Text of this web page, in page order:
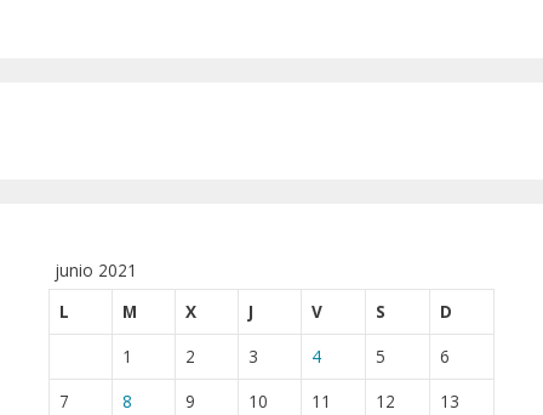
junio 2021
L
M X J V S
D
1
2 3 4 5
6
7
8 9 10 11 12
13